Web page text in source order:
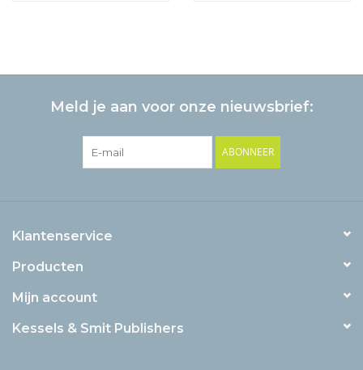
Meld je aan voor onze nieuwsbrief:
ABONNEER
Klantenservice
Producten
Mijn account
Kessels & Smit Publishers